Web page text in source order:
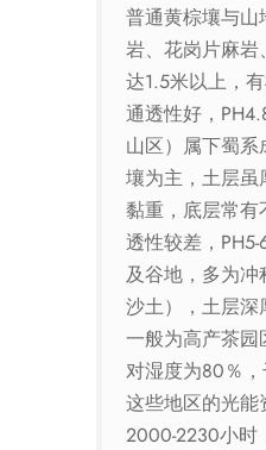
普通黄棕壤与
岩、花岗片麻
达1.5米以上，
通透性好，
山区）属下蜀
壤为主，土层
黏重，底层常
透性较差，
及谷地，多为
沙土），土层深
一般为高产茶
对湿度为80％
这些地区的光
2000-2230小时